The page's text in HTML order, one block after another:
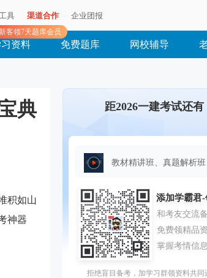
具
客领7天题库会员
渠道合作 企业团报
资料 免费题库 网校辅导
典
积如山
神器
距2026一建考试还有
教材精讲班、真题解析班
拒绝盲目备考，加学习群领资料共同